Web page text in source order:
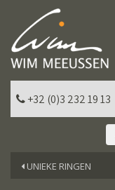
+32 (0)3 232 19 13
UNIEKE RINGEN